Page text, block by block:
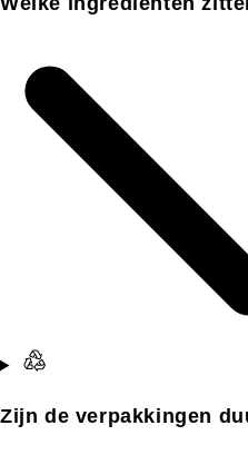
Zijn de verpakkingen